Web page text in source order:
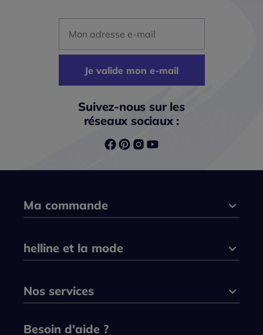
Mon adresse mail
Je valide mon e-mail
Suivez-nous sur les
réseaux sociaux :
Ma commande
helline et la mode
Nos services
Besoin d'aide ?